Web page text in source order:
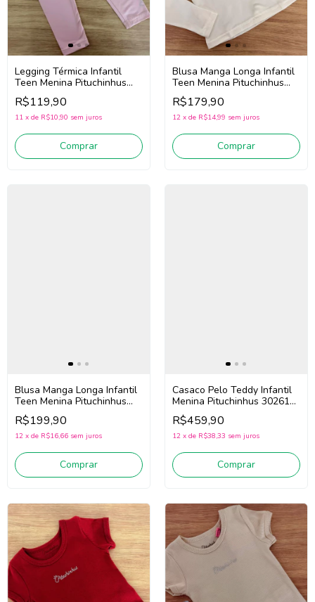
Legging Térmica Infantil
Teen Menina Pituchinhus
28632 (Rosa)
R$119,90
11 x de R$10,90 sem juros
Comprar
Blusa Manga Longa Infantil
Teen Menina Pituchinhus
30245 (Off White)
R$179,90
12 x de R$14,99 sem juros
Comprar
Blusa Manga Longa Infantil
Teen Menina Pituchinhus
30246 (Off White)
R$199,90
12 x de R$16,66 sem juros
Comprar
Casaco Pelo Teddy Infantil
Menina Pituchinhus 30261
(Bege/Marrom)
R$459,90
12 x de R$38,33 sem juros
Comprar